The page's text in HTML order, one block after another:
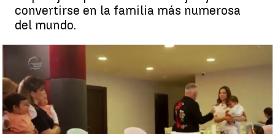
convertirse en la familia más numerosa
del mundo.
Una pareja de Georgia tiene 20 hijos en un año por gestación
subrogada |